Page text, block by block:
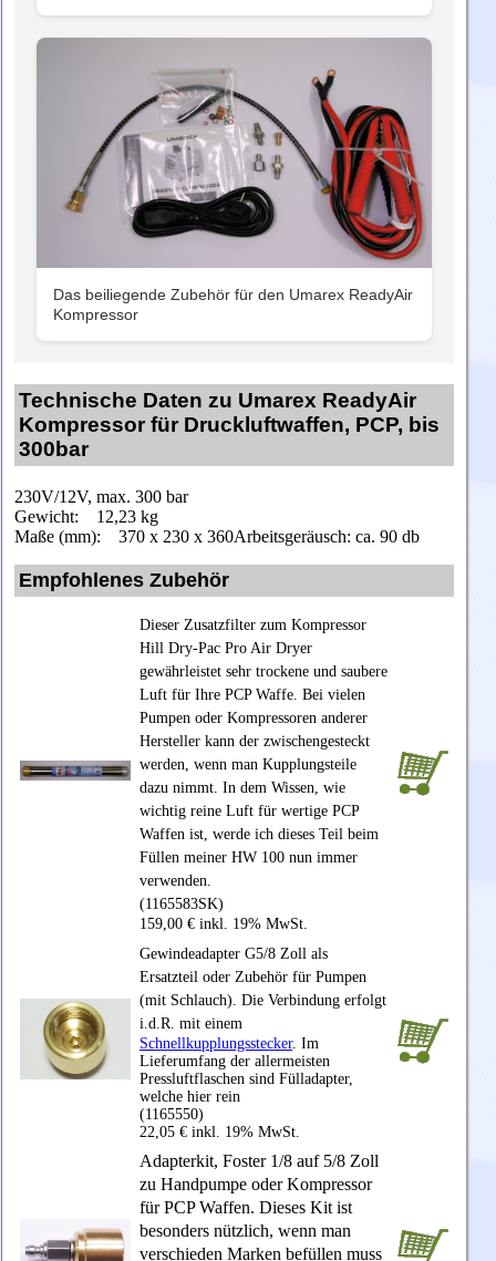
Das beiliegende Zubehör für den Umarex ReadyAir
Kompressor
Technische Daten zu Umarex ReadyAir
Kompressor für Druckluftwaffen, PCP, bis
300bar
230V/12V, max. 300 bar
Gewicht: 12,23 kg
Maße (mm): 370 x 230 x 360Arbeitsgeräusch: ca. 90 db
Empfohlenes Zubehör
Dieser Zusatzfilter zum Kompressor
Hill Dry-Pac Pro Air Dryer
gewährleistet sehr trockene und saubere
Luft für Ihre PCP Waffe. Bei vielen
Pumpen oder Kompressoren anderer
Hersteller kann der zwischengesteckt
werden, wenn man Kupplungsteile
dazu nimmt. In dem Wissen, wie
wichtig reine Luft für wertige PCP
Waffen ist, werde ich dieses Teil beim
Füllen meiner HW 100 nun immer
verwenden.
(1165583SK)
159,00 € inkl. 19% MwSt.
Gewindeadapter G5/8 Zoll als
Ersatzteil oder Zubehör für Pumpen
(mit Schlauch). Die Verbindung erfolgt
i.d.R. mit einem
Schnellkupplungsstecker. Im
Lieferumfang der allermeisten
Pressluftflaschen sind Fülladapter,
welche hier rein
(1165550)
22,05 € inkl. 19% MwSt.
Adapterkit, Foster 1/8 auf 5/8 Zoll
zu Handpumpe oder Kompressor
für PCP Waffen. Dieses Kit ist
besonders nützlich, wenn man
verschieden Marken befüllen muss